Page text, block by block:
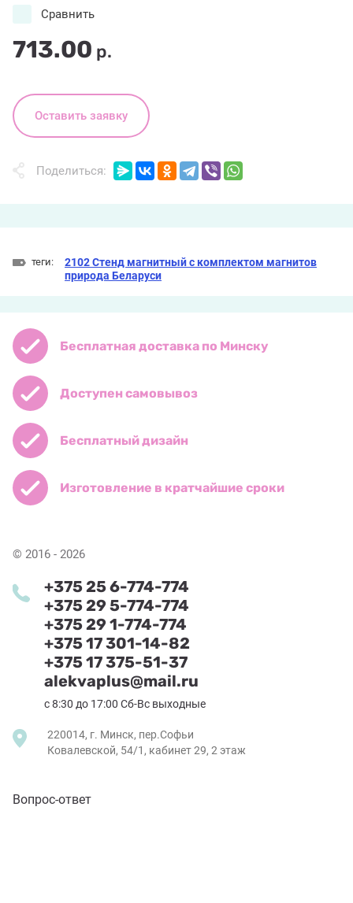
713.00 р.
Сравнить
Оставить заявку
Поделиться:
теги:
2102 Стенд магнитный с комплектом магнитов
природа Беларуси
Бесплатная доставка по Минску
Доступен самовывоз
Бесплатный дизайн
Изготовление в кратчайшие сроки
© 2016 - 2026
+375 25 6-774-774
+375 29 5-774-774
+375 29 1-774-774
+375 17 301-14-82
+375 17 375-51-37
alekvaplus@mail.ru
с 8:30 до 17:00 Сб-Вс выходные
220014, г. Минск, пер.Софьи
Ковалевской, 54/1, кабинет 29, 2 этаж
Вопрос-ответ